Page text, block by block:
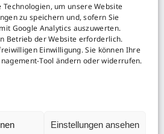
um unsere Website
zu speichern und, sofern Sie
Google Analytics auszuwerten.
Betrieb der Website erforderlich.
Einwilligung. Sie können Ihre
Tool ändern oder widerrufen.
Einstellungen ansehen